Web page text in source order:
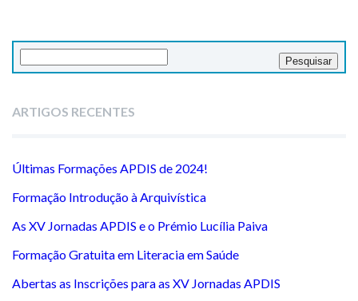
Pesquisar
por:
ARTIGOS RECENTES
Últimas Formações APDIS de 2024!
Formação Introdução à Arquivística
As XV Jornadas APDIS e o Prémio Lucília Paiva
Formação Gratuita em Literacia em Saúde
Abertas as Inscrições para as XV Jornadas APDIS